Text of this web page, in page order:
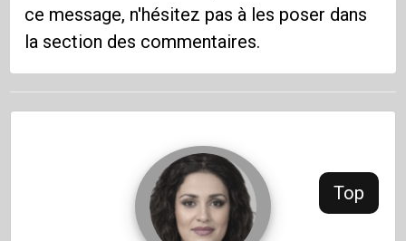
Top
ce message, n'hésitez pas à les poser dans
la section des commentaires.